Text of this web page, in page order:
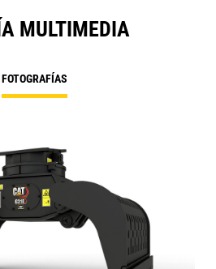
MULTIMEDIA
FOTOGRAFÍAS